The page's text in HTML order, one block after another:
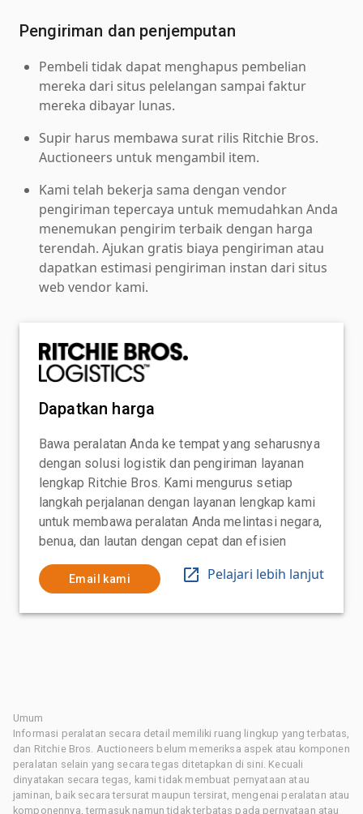
Pengiriman dan penjemputan
Pembeli tidak dapat menghapus pembelian
mereka dari situs pelelangan sampai faktur
mereka dibayar lunas.
Supir harus membawa surat rilis Ritchie Bros.
Auctioneers untuk mengambil item.
Kami telah bekerja sama dengan vendor
pengiriman tepercaya untuk memudahkan Anda
menemukan pengirim terbaik dengan harga
terendah. Ajukan gratis biaya pengiriman atau
dapatkan estimasi pengiriman instan dari situs
web vendor kami.
Dapatkan harga
Bawa peralatan Anda ke tempat yang seharusnya
dengan solusi logistik dan pengiriman layanan
lengkap Ritchie Bros. Kami mengurus setiap
langkah perjalanan dengan layanan lengkap kami
untuk membawa peralatan Anda melintasi negara,
benua, dan lautan dengan cepat dan efisien
Email kami Pelajari lebih lanjut
Umum
Informasi peralatan secara detail memiliki ruang lingkup yang terbatas,
dan Ritchie Bros. Auctioneers belum memeriksa aspek atau komponen
peralatan selain yang secara tegas ditetapkan di sini. Kecuali
dinyatakan secara tegas, kami tidak membuat pernyataan atau
jaminan, baik secara tersurat maupun tersirat, mengenai peralatan atau
komponennya, termasuk namun tidak terbatas pada pernyataan atau